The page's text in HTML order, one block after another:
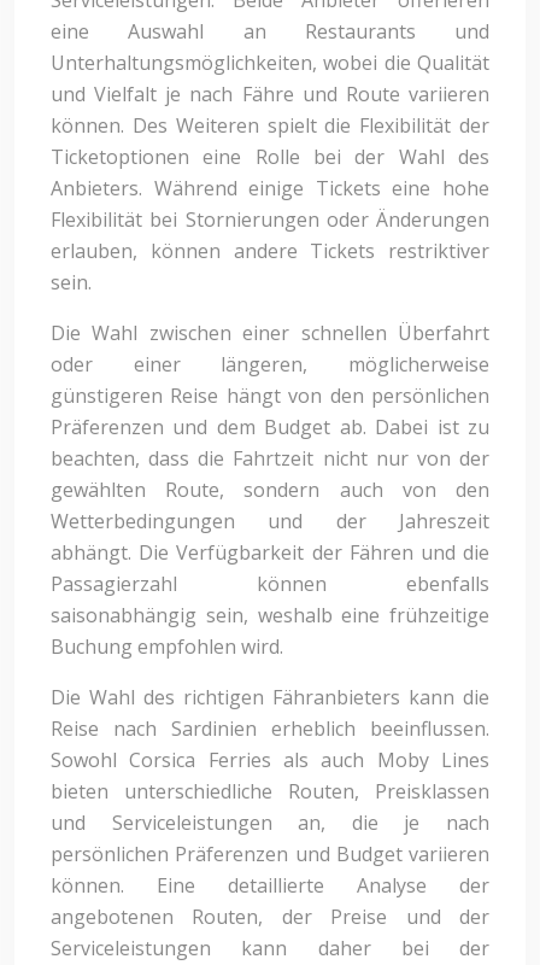
eine Auswahl an Restaurants und
Unterhaltungsmöglichkeiten, wobei die Qualität
und Vielfalt je nach Fähre und Route variieren
können. Des Weiteren spielt die Flexibilität der
Ticketoptionen eine Rolle bei der Wahl des
Anbieters. Während einige Tickets eine hohe
Flexibilität bei Stornierungen oder Änderungen
erlauben, können andere Tickets restriktiver
sein.
Die Wahl zwischen einer schnellen Überfahrt
oder einer längeren, möglicherweise
günstigeren Reise hängt von den persönlichen
Präferenzen und dem Budget ab. Dabei ist zu
beachten, dass die Fahrtzeit nicht nur von der
gewählten Route, sondern auch von den
Wetterbedingungen und der Jahreszeit
abhängt. Die Verfügbarkeit der Fähren und die
Passagierzahl können ebenfalls
saisonabhängig sein, weshalb eine frühzeitige
Buchung empfohlen wird.
Die Wahl des richtigen Fähranbieters kann die
Reise nach Sardinien erheblich beeinflussen.
Sowohl Corsica Ferries als auch Moby Lines
bieten unterschiedliche Routen, Preisklassen
und Serviceleistungen an, die je nach
persönlichen Präferenzen und Budget variieren
können. Eine detaillierte Analyse der
angebotenen Routen, der Preise und der
Serviceleistungen kann daher bei der